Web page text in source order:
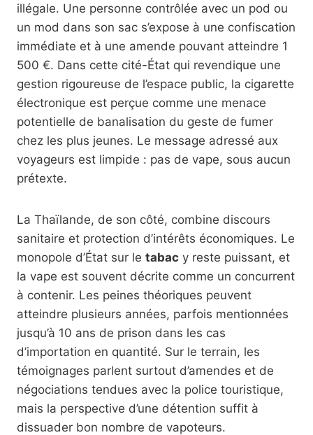
illégale. Une personne contrôlée avec un pod ou
un mod dans son sac s’expose à une confiscation
immédiate et à une amende pouvant atteindre 1
500 €. Dans cette cité-État qui revendique une
gestion rigoureuse de l’espace public, la cigarette
électronique est perçue comme une menace
potentielle de banalisation du geste de fumer
chez les plus jeunes. Le message adressé aux
voyageurs est limpide : pas de vape, sous aucun
prétexte.
La Thaïlande, de son côté, combine discours
sanitaire et protection d’intérêts économiques. Le
monopole d’État sur le tabac y reste puissant, et
la vape est souvent décrite comme un concurrent
à contenir. Les peines théoriques peuvent
atteindre plusieurs années, parfois mentionnées
jusqu’à 10 ans de prison dans les cas
d’importation en quantité. Sur le terrain, les
témoignages parlent surtout d’amendes et de
négociations tendues avec la police touristique,
mais la perspective d’une détention suffit à
dissuader bon nombre de vapoteurs.